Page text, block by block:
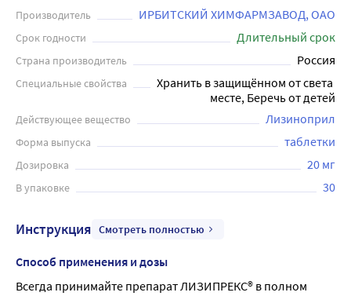
Производитель ИРБИТСКИЙ ХИМФАРМЗАВОД, ОАО
Срок годности Длительный срок
Страна производитель Россия
Специальные свойства
Хранить в защищённом от света
месте, Беречь от детей
Действующее вещество Лизиноприл
Форма выпуска таблетки
Дозировка 20 мг
В упаковке 30
Инструкция Смотреть полностью
Способ применения и дозы
Всегда принимайте препарат ЛИЗИПРЕКС® в полном